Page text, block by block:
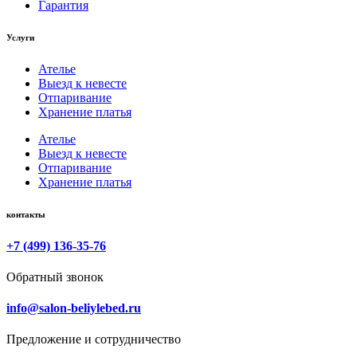
Гарантия
Услуги
Ателье
Выезд к невесте
Отпаривание
Хранение платья
Ателье
Выезд к невесте
Отпаривание
Хранение платья
контакты
+7 (499) 136-35-76
Обратный звонок
info@salon-beliylebed.ru
Предложение и сотрудничество